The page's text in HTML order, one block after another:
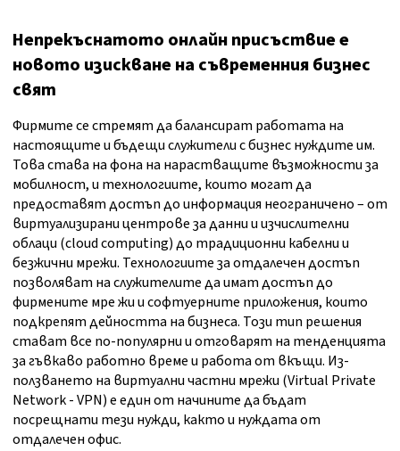
Непрекъснатото онлайн присъствие е
новото изискване на съвременния бизнес
свят
Фирмите се стремят да балансират работата на
настоящите и бъдещи служители с бизнес нуждите им.
Това става на фона на нарастващите възможности за
мобилност, и технологиите, които могат да
предоставят достъп до информация неограничено – от
виртуализирани центрове за данни и изчислителни
облаци (cloud computing) до традиционни кабелни и
безжични мрежи. Технологиите за отдалечен достъп
позволяват на служителите да имат достъп до
фирмените мре жи и софтуерните приложения, които
подкрепят дейността на бизнеса. Този тип решения
стават все по-популярни и отговарят на тенденцията
за гъвкаво работно време и работа от вкъщи. Из-
ползването на виртуални частни мрежи (Virtual Private
Network - VPN) е един от начините да бъдат
посрещнати тези нужди, както и нуждата от
отдалечен офис.